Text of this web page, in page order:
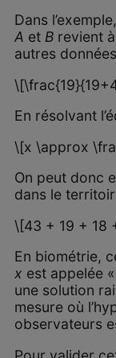
Dans
A et Brevient à
autres
En résolvant
\[x \approx
On peut donc
dans le
\[43 + 19 + 18
En biométrie,
x est appelée
une solution
mesure où
observateurs